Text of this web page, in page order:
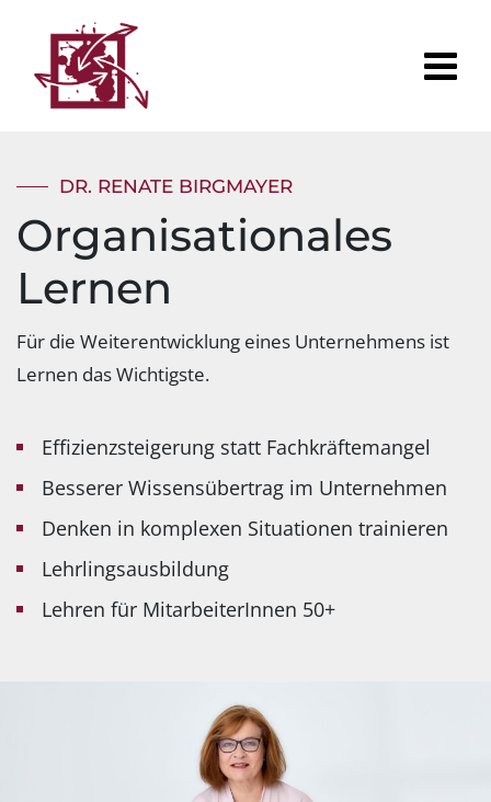
DR. RENATE BIRGMAYER
Organisationales
Lernen
Für die Weiterentwicklung eines Unternehmens ist
Lernen das Wichtigste.
Effizienzsteigerung statt Fachkräftemangel
Besserer Wissensübertrag im Unternehmen
Denken in komplexen Situationen trainieren
Lehrlingsausbildung
Lehren für MitarbeiterInnen 50+